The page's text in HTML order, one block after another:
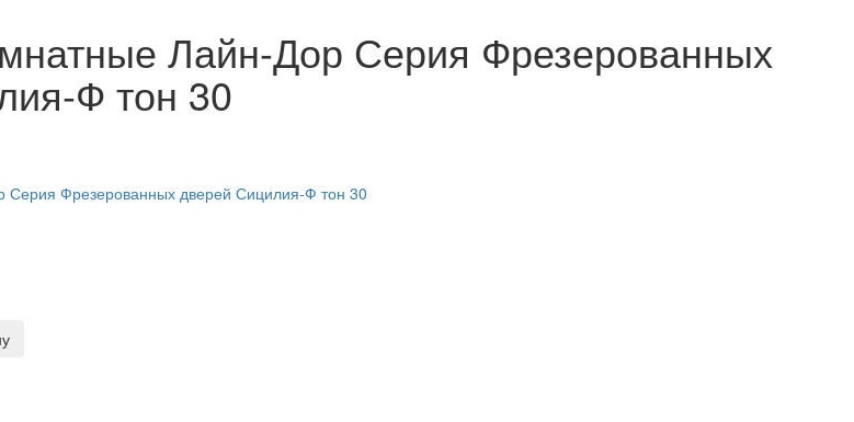
Лайн-Дор Серия Фрезерованных
Ф тон 30